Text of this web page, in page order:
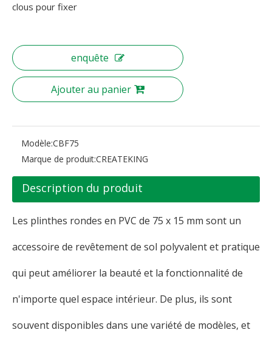
clous pour fixer
enquête
Ajouter au panier
Modèle:CBF75
Marque de produit:CREATEKING
Description du produit
Les plinthes rondes en PVC de 75 x 15 mm sont un
accessoire de revêtement de sol polyvalent et pratique
qui peut améliorer la beauté et la fonctionnalité de
n'importe quel espace intérieur. De plus, ils sont
souvent disponibles dans une variété de modèles, et